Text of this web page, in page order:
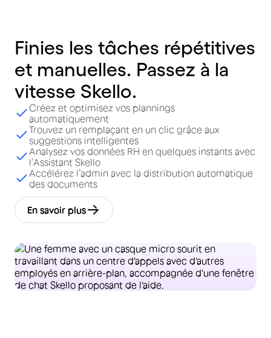
Finies les tâches répétitives
et manuelles. Passez à la
vitesse Skello.
Créez et optimisez vos plannings
automatiquement
Trouvez un remplaçant en un clic grâce aux
suggestions intelligentes
Analysez vos données RH en quelques instants avec
l’Assistant Skello
Accélérez l’admin avec la distribution automatique
des documents
En savoir plus